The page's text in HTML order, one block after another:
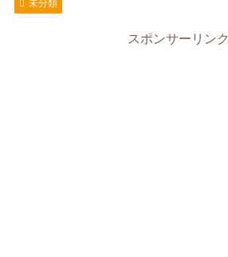
未分類
スポンサーリンク